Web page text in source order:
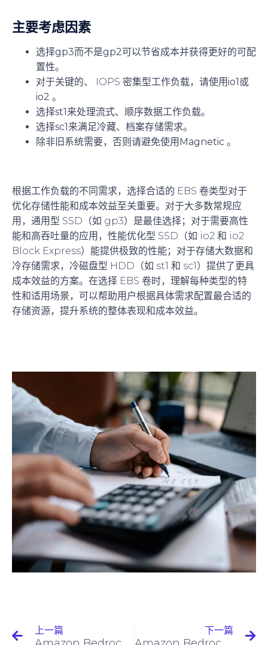
主要考虑因素
选择gp3而不是gp2可以节省成本并获得更好的可配
置性。
对于关键的、 IOPS 密集型工作负载，请使用io1 或
io2 。
选择st1 来处理流式、顺序数据工作负载。
选择sc1 来满足冷藏、档案存储需求。
除非旧系统需要，否则请避免使用 Magnetic 。
根据工作负载的不同需求，选择合适的 EBS 卷类型对于
优化存储性能和成本效益至关重要。对于大多数常规应
用，通用型 SSD（如 gp3）是最佳选择；对于需要高性
能和高吞吐量的应用，性能优化型 SSD（如 io2 和 io2
Block Express）能提供极致的性能；对于存储大数据和
冷存储需求，冷磁盘型 HDD（如 st1 和 sc1）提供了更具
成本效益的方案。在选择 EBS 卷时，理解每种类型的特
性和适用场景，可以帮助用户根据具体需求配置最合适的
存储资源，提升系统的整体表现和成本效益。
上一篇 下一篇